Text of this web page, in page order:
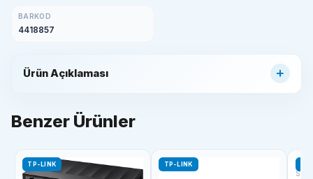
BARKOD
4418857
Ürün Açıklaması
Benzer Ürünler
TP-LINK TP-LINK